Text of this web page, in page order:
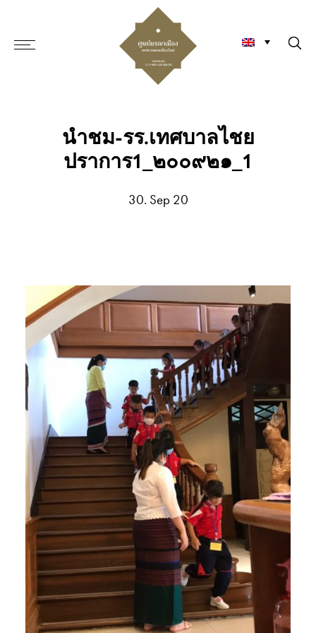
นำชม-รร.เทศบาลไชย
ปราการ1_๒๐๐๙๒๑_1
30. Sep 20